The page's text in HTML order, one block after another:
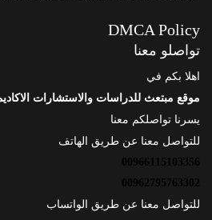
DMCA Policy
تواصلو معنا
اهلا بكم في
موقع مبتعث للدراسات والاستشارات
يسرنا تواصلكم معنا
للتواصل معنا عن طريق الهاتف
00966115103356
00962795763302
للتواصل معنا عن طريق الواتساب